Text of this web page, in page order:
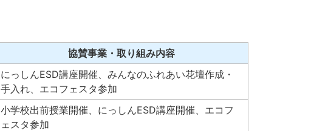
協賛事業・取り組み内容
にっしんESD講座開催、みんなのふれあい花壇作成・
手入れ、エコフェスタ参加
小学校出前授業開催、にっしんESD講座開催、エコフ
ェスタ参加